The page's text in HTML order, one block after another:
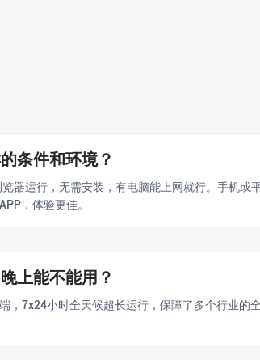
条件和环境？
器运行，无需安装，有电脑能上网就行。手机或
，体验更佳。
上能不能用？
，7x24小时全天候超长运行，保障了多个行业的